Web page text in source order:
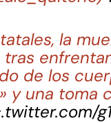
la
tras
de los
y una toma